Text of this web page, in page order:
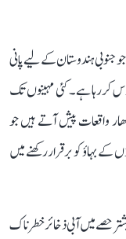
ہندوستان کے لیے پانی
کر رہا ہے۔ کئی مہینوں تک
واقعات پیش آتے ہیں جو
بہاؤ کو برقرار رکھنے میں
حصے میں آبی ذخائر خطرناک